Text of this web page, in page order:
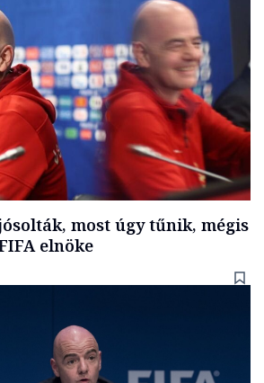
most úgy tűnik, mégis
elnöke